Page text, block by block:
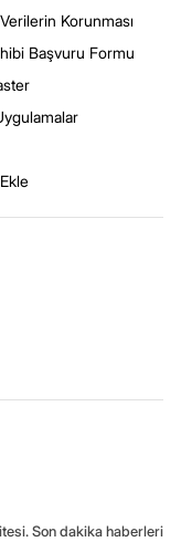
Korunması
Başvuru Formu
Son dakika haberleri